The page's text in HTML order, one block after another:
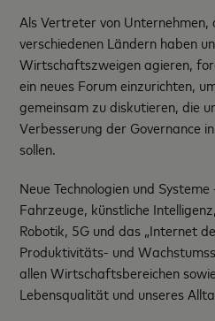
Als Vertreter von
verschiedenen Ländern haben
Wirtschaftszweigen agieren,
ein neues Forum einzurichten,
gemeinsam zu diskutieren, die
Verbesserung der Governance
sollen.
Neue Technologien und
Fahrzeuge, künstliche
Robotik, 5G und das „Internet
Produktivitäts- und
allen Wirtschaftsbereichen
Lebensqualität und unseres